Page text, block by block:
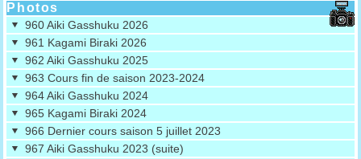
Photos
960 Aiki Gasshuku 2026
961 Kagami Biraki 2026
962 Aiki Gasshuku 2025
963 Cours fin de saison 2023-2024
964 Aiki Gasshuku 2024
965 Kagami Biraki 2024
966 Dernier cours saison 5 juillet 2023
967 Aiki Gasshuku 2023 (suite)